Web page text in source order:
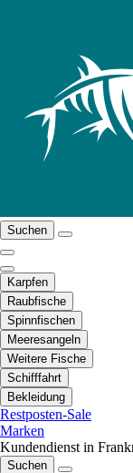
Suchen
Karpfen
Raubfische
Spinnfischen
Meeresangeln
Weitere Fische
Schifffahrt
Bekleidung
Restposten-Sale
Marken
Kundendienst in
Suchen